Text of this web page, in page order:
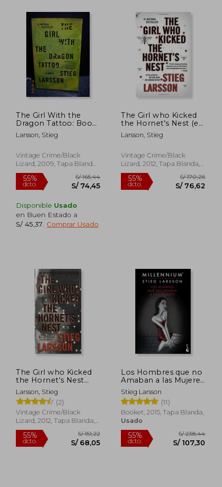
55%
dcto. S/ 71,56
The Girl With the
Dragon Tattoo: Book
1 of the Millennium
Trilogy (Vintage
Larsson, Stieg
Vintage Crime/Black
Lizard, 2009, Tapa Blanda,
Nuevo
Disponible Usado
en Buen Estado a
S/ 45,37
Comprar Usado
The Girl who Kicked
the Hornet's Nest (en
Inglés)
Larsson, Stieg
Vintage Crime/Black
Lizard, 2012, Tapa Blanda,
Nuevo
The Girl who Kicked
the Hornet's Nest
(Millennium Series)
(en Inglés)
Larsson, Stieg
(2)
Vintage Crime/Black
Lizard, 2012, Tapa Blanda,
Usado
Los Hombres que no
Amaban a las Mujeres
(Serie Millennium 1)
(Bestseller)
Stieg Larsson
(11)
Booket, 2015, Tapa Blanda,
Usado